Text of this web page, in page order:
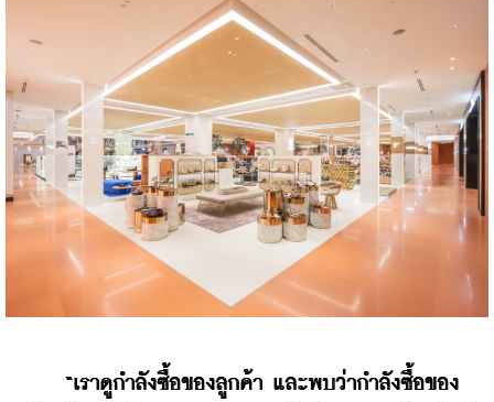
“เราดูกำลังซื้อของลูกค้า และพบว่ากำลังซื้อของ